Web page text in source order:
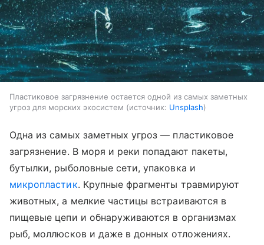
Пластиковое загрязнение остается одной из самых заметных
угроз для морских экосистем
источник: Unsplash
Одна из самых заметных угроз — пластиковое
загрязнение. В моря и реки попадают пакеты,
бутылки, рыболовные сети, упаковка и
микропластик. Крупные фрагменты травмируют
животных, а мелкие частицы встраиваются в
пищевые цепи и обнаруживаются в организмах
рыб, моллюсков и даже в донных отложениях.